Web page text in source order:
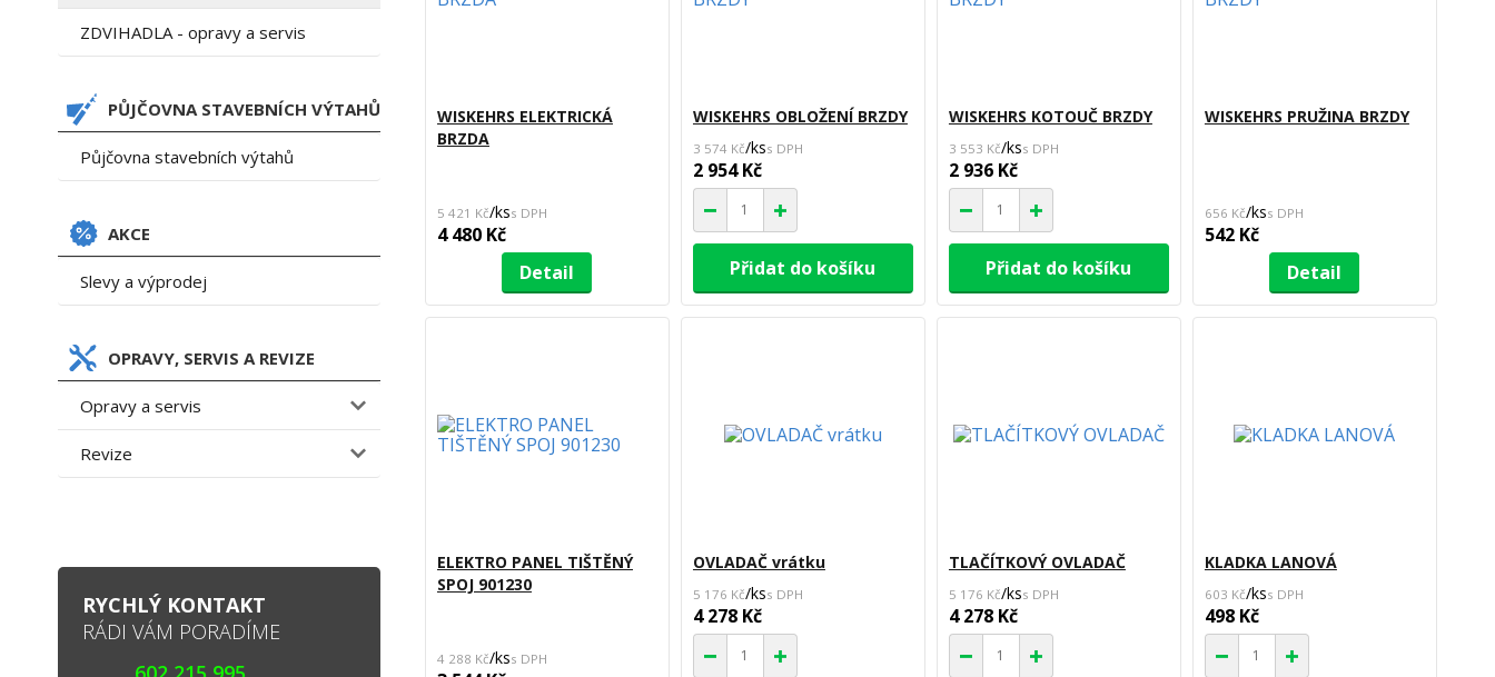
ZDVIHADLA - opravy a servis
PŮJČOVNA STAVEBNÍCH VÝTAHŮ
Půjčovna stavebních výtahů
AKCE
Slevy a výprodej
OPRAVY, SERVIS A REVIZE
Opravy a servis
Revize
RYCHLÝ KONTAKT
RÁDI VÁM PORADÍME
WISKEHRS ELEKTRICKÁ
BRZDA
5 421 Kč/ks
4 480 Kč
Detail
WISKEHRS OBLOŽENÍ BRZDY
3 574 Kč/ks
2 954 Kč
Přidat do košíku
WISKEHRS KOTOUČ BRZDY
3 553 Kč/ks
2 936 Kč
Přidat do košíku
WISKEHRS PRUŽINA BRZDY
656 Kč/ks
542 Kč
Detail
ELEKTRO PANEL TIŠTĚNÝ
SPOJ 901230
4 288 Kč/ks
OVLADAČ vrátku
5 176 Kč/ks
4 278 Kč
TLAČÍTKOVÝ OVLADAČ
5 176 Kč/ks
4 278 Kč
KLADKA LANOVÁ
603 Kč/ks
498 Kč